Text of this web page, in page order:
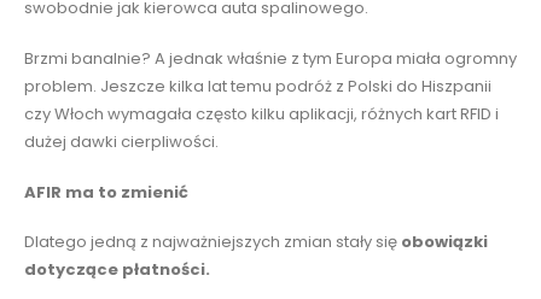
swobodnie jak kierowca auta spalinowego.
Brzmi banalnie? A jednak właśnie z tym Europa miała ogromny
problem. Jeszcze kilka lat temu podróż z Polski do Hiszpanii
czy Włoch wymagała często kilku aplikacji, różnych kart RFID i
dużej dawki cierpliwości.
AFIR ma to zmienić
Dlatego jedną z najważniejszych zmian stały się obowiązki
dotyczące płatności.